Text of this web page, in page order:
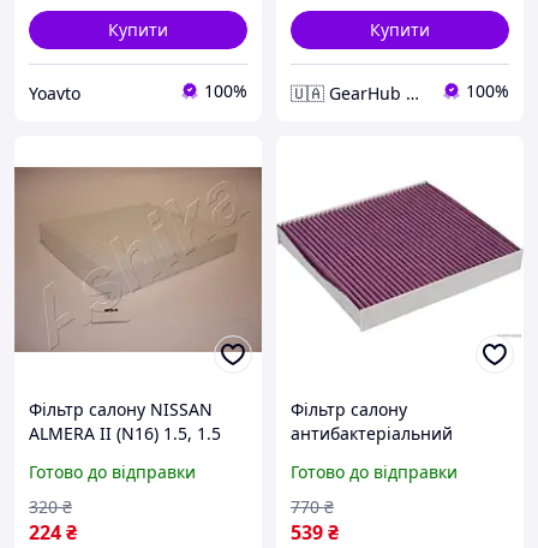
Купити
Yoavto 100%
Купити
🇺🇦 GearHub 🇺🇦 100%
Фільтр салону NISSAN
ALMERA II (N16) 1.5, 1.5
ALMERA II HATCHBACK
(N16) 1 21-NS-NS4
Готово до відправки
224₴
320 ₴
Фільтр салону
антибактеріальний
(B10) 1.6 16V, ALMERA II
(N16) 1.5, 1.5 DCI,
J1341002BF
Готово до відправки
539₴
770 ₴